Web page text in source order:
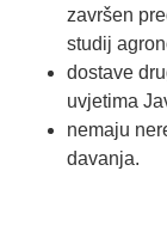
završen
studij
dostave
uvjetima
nemaju
davanja.